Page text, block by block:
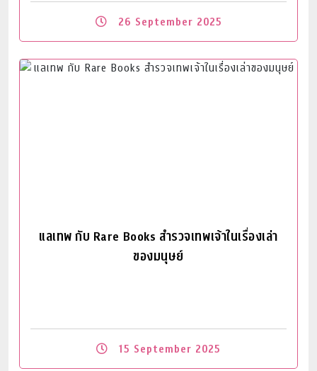
26 September 2025
แลเทพ กับ Rare Books สำรวจเทพเจ้าในเรื่องเล่า
ของมนุษย์
15 September 2025
Read More